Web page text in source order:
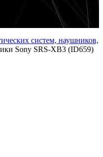
систем, наушников,
Sony SRS-XB3 (ID659)